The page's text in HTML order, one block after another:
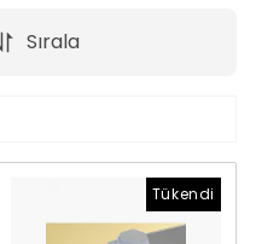
Sırala
Tükendi